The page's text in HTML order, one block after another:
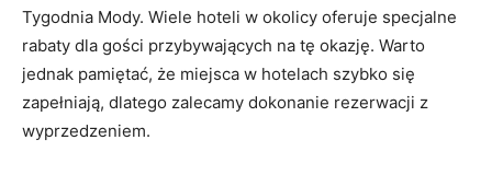
Tygodnia Mody. Wiele hoteli w okolicy oferuje specjalne
rabaty dla gości przybywających na tę okazję. Warto
jednak pamiętać, że miejsca w hotelach szybko się
zapełniają, dlatego zalecamy dokonanie rezerwacji z
wyprzedzeniem.